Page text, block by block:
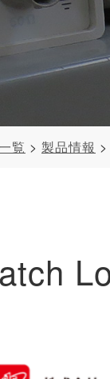
覧 製品情報